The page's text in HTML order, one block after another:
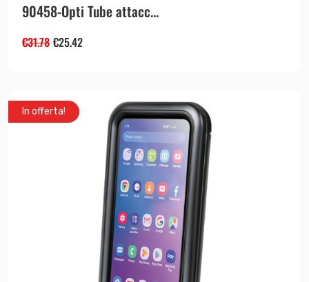
90458-Opti Tube attacc...
€31.78 €25.42
In offerta!